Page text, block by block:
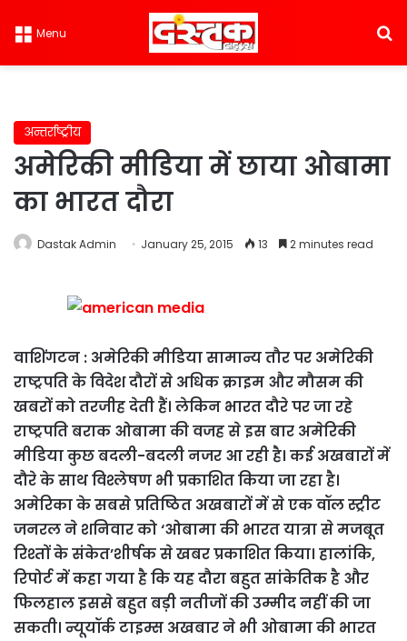
Menu
अन्तर्राष्ट्रीय
अमेरिकी मीडिया में छाया ओबामा
का भारत दौरा
Dastak Admin January 25, 2015 13 2 minutes read
वाशिंगटन : अमेरिकी मीडिया सामान्य तौर पर अमेरिकी
राष्ट्रपति के विदेश दौरों से अधिक क्राइम और मौसम की
खबरों को तरजीह देती हैं। लेकिन भारत दौरे पर जा रहे
राष्ट्रपति बराक ओबामा की वजह से इस बार अमेरिकी
मीडिया कुछ बदली-बदली नजर आ रही है। कई अखबारों में
दौरे के साथ विश्लेषण भी प्रकाशित किया जा रहा है।
अमेरिका के सबसे प्रतिष्ठित अखबारों में से एक वॉल स्ट्रीट
जनरल ने शनिवार को ‘ओबामा की भारत यात्रा से मजबूत
रिश्तों के संकेत’शीर्षक से खबर प्रकाशित किया। हालांकि,
रिपोर्ट में कहा गया है कि यह दौरा बहुत सांकेतिक है और
फिलहाल इससे बहुत बड़ी नतीजों की उम्मीद नहीं की जा
सकती। न्यूयॉर्क टाइम्स अखबार ने भी ओबामा की भारत